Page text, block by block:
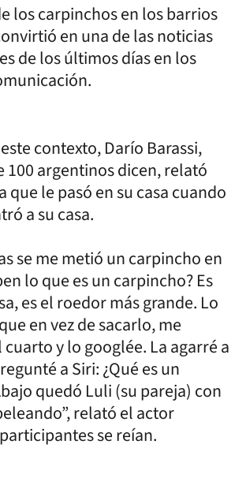
los carpinchos en los barrios
en una de las noticias
de los últimos días en los
contexto, Darío Barassi,
100 argentinos dicen, relató
que le pasó en su casa cuando
a su casa.
se me metió un carpincho en
lo que es un carpincho? Es
es el roedor más grande. Lo
en vez de sacarlo, me
y lo googlée. La agarré a
a Siri: ¿Qué es un
quedó Luli (su pareja) con
relató el actor
se reían.